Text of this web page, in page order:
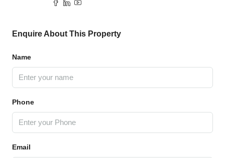
Enquire About This Property
Name
Phone
Email